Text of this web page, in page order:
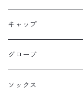
Farther Bag Co
HANDUP
HMPL
キャップ
グローブ
ソックス